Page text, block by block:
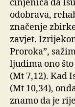
činjenica da
odobrava,
značenje
zavjet.
Proroka”,
ljudima ono
(Mt 7,12). Kad
(Mt 10,34),
znamo da je